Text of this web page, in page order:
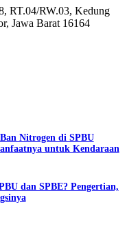
RT.04/RW.03, Kedung
Jawa Barat 16164
Nitrogen di SPBU
untuk Kendaraan
dan SPBE? Pengertian,